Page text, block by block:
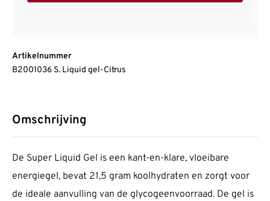
Artikelnummer
B2001036 S. Liquid gel-Citrus
Omschrijving
De Super Liquid Gel is een kant-en-klare, vloeibare
energiegel, bevat 21,5 gram koolhydraten en zorgt voor
de ideale aanvulling van de glycogeenvoorraad. De gel is